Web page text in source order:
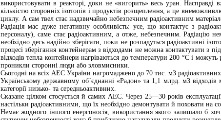
використовувати в реакторі, доки не «вигорить» весь уран.
кількістю сторонніх ізотопів і продуктів розщеплення, а це
циклу. А сам твел стає надзвичайно небезпечним радіоактивним
Радіація має дуже негативну особливість: усе, що контактує з
персоналу), саме стає радіоактивним, а отже, небезпечним. Радіацію
необхідно десь надійно зберігати, поки не розпадуться радіоактивні
процесі зберігання контейнерам з відходами не можна контактувати з
відходів тепла контейнери нагріваються до температури 200 °С і
проникли сторонні люди або зловмисники.
Сьогодні на всіх АЕС України нагромаджено до 70 тис. м3
Українському державному об´єднанні «Радон» та 1,1 млрд. м3
категорії низько- та середньоактивних.
Сказане цілком стосується й самих АЕС. Через 25—30 років
настільки радіоактивними, що їх необхідно демонтувати й поховати на
Немає жодного іншого енергоносія, використання якого залишало б хоч